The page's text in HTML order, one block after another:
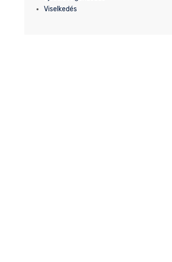
Viselkedés